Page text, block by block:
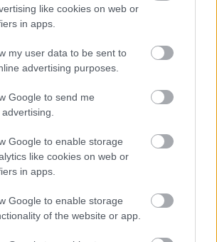
like cookies on web or
in apps.
my user data to be sent to
advertising purposes.
Google to send me
Google to enable storage
like cookies on web or
in apps.
Google to enable storage
of the website or app.
kontra szabadpiac:
az Unióban –
03.